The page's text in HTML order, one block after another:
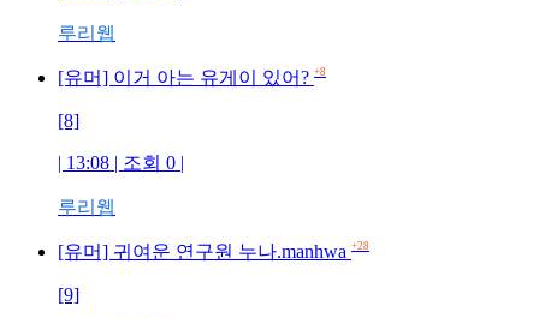
루리웹
[유머] 이거 아는 유게이 있어? +8
[8]
| 13:08 | 조회 0 |
루리웹
[유머] 귀여운 연구원 누나.manhwa +28
[9]